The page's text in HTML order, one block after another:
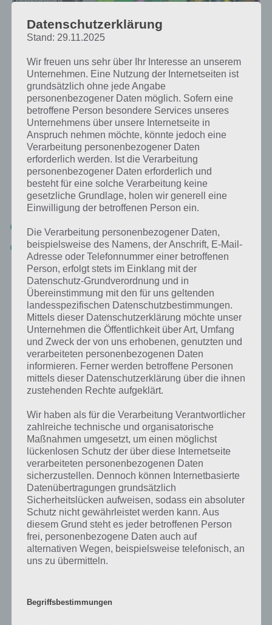
Besuche deine Freunde und Nachbarn in Simpsons
Springfield, um Gasmasken zu sammeln und Setzlinge
zu platzieren
Entsprechend ist es wichtig, dass ihr Freunde und Nachbarn habt,
denn ihr könnt hier auch immer Setzlinge platzieren, die euer
Nachbar dann antippen muss. Daher lohnt es sich Tauschpartner zu
suchen, mit denen man die Setzlinge tauscht. Dies bringt für beide
Seiten die Währung beim Event.
Wenn du nicht genügend Freunde in Simpsons Springfield hast,
dann trage deinen Origin-Namen im nachfolgenden Artikel ein oder
trete unserer Facebook Gruppe bei:
Neue Freunde und Nachbarn für Simpsons Springfield finden
Zu unserer Facebook Gruppe
So gelangst du an Tingeltangel-Bob
Um Tingeltangel-Bob freizuschalten, musst du die Storyline von Akt 2
in Simpsons Springfiedl durchspielen. Nachdem du die Storyline
Widerstand fertiggestellt hast, muss als nächstes die Freiluft-Opern-
Bühne errichtet werden. Nach weiteren 24 Stunden ist das
Opernhaus fertig und Tingeltangel-Bob kommt ins Spiel.
So gelangst du an Tingeltangel-Bob in Simpsons
Springfield
Preise von Akt 2 in der Übersicht
Datenschutzerklärung
Stand: 29.11.2025
Wir freuen uns sehr über Ihr Interesse an unserem
Unternehmen. Eine Nutzung der Internetseiten ist
grundsätzlich ohne jede Angabe
personenbezogener Daten möglich. Sofern eine
betroffene Person besondere Services unseres
Unternehmens über unsere Internetseite in
Anspruch nehmen möchte, könnte jedoch eine
Verarbeitung personenbezogener Daten
erforderlich werden. Ist die Verarbeitung
personenbezogener Daten erforderlich und
besteht für eine solche Verarbeitung keine
gesetzliche Grundlage, holen wir generell eine
Einwilligung der betroffenen Person ein.
Die Verarbeitung personenbezogener Daten,
beispielsweise des Namens, der Anschrift, E-Mail-
Adresse oder Telefonnummer einer betroffenen
Person, erfolgt stets im Einklang mit der
Datenschutz-Grundverordnung und in
Übereinstimmung mit den für uns geltenden
landesspezifischen Datenschutzbestimmungen.
Mittels dieser Datenschutzerklärung möchte unser
Unternehmen die Öffentlichkeit über Art, Umfang
und Zweck der von uns erhobenen, genutzten und
verarbeiteten personenbezogenen Daten
informieren. Ferner werden betroffene Personen
mittels dieser Datenschutzerklärung über die ihnen
zustehenden Rechte aufgeklärt.
Wir haben als für die Verarbeitung Verantwortlicher
zahlreiche technische und organisatorische
Maßnahmen umgesetzt, um einen möglichst
lückenlosen Schutz der über diese Internetseite
verarbeiteten personenbezogenen Daten
sicherzustellen. Dennoch können Internetbasierte
Datenübertragungen grundsätzlich
Sicherheitslücken aufweisen, sodass ein absoluter
Schutz nicht gewährleistet werden kann. Aus
diesem Grund steht es jeder betroffenen Person
frei, personenbezogene Daten auch auf
alternativen Wegen, beispielsweise telefonisch, an
uns zu übermitteln.
Begriffsbestimmungen